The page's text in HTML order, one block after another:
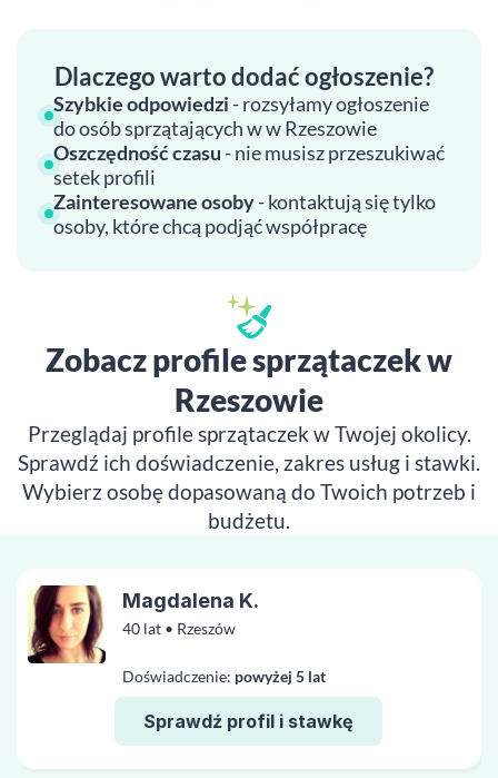
Dlaczego warto dodać ogłoszenie?
Szybkie odpowiedzi - rozsyłamy ogłoszenie
do osób sprzątających w w Rzeszowie
Oszczędność czasu - nie musisz przeszukiwać
setek profili
Zainteresowane osoby- kontaktują się tylko
osoby, które chcą podjąć współpracę
Zobacz profile sprzątaczek w
Rzeszowie
Przeglądaj profile sprzątaczek w Twojej okolicy.
Sprawdź ich doświadczenie, zakres usług i stawki.
Wybierz osobę dopasowaną do Twoich potrzeb i
budżetu.
40 lat • Rzeszów
Doświadczenie: powyżej 5 lat
Sprawdź profil i stawkę
Magdalena K.